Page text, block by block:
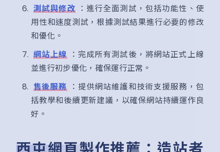
測試與修改 ：進行全面測試，包括功能性、使
用性和速度測試，根據測試結果進行必要的修改
和優化。
網站上線 ：完成所有測試後，將網站正式上線
並進行初步優化，確保運行正常。
售後服務 ：提供網站維護和技術支援服務，包
括教學和後續更新建議，以確保網站持續運作良
好。